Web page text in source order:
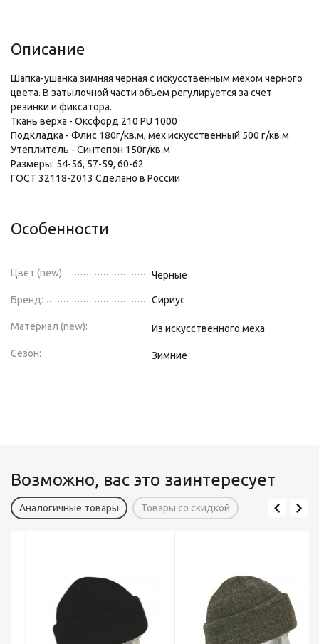
Описание
Шапка-ушанка зимняя черная с искусственным мехом черного
цвета. В затылочной части объем регулируется за счет
резинки и фиксатора.
Ткань верха - Оксфорд 210 PU 1000
Подкладка - Флис 180г/кв.м, мех искусственный 500 г/кв.м
Утеплитель - Синтепон 150г/кв.м
Размеры: 54-56, 57-59, 60-62
ГОСТ 32118-2013 Сделано в России
Особенности
Цвет (new): Чёрные
Бренд: Сириус
Материал (new): Из искусственного меха
Сезон: Зимние
Возможно, вас это заинтересует
Аналогичные товары Товары со скидкой